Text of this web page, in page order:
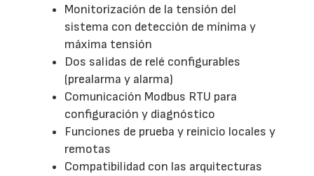
Monitorización de la tensión del
sistema con detección de mínima y
máxima tensión
Dos salidas de relé configurables
(prealarma y alarma)
Comunicación Modbus RTU para
configuración y diagnóstico
Funciones de prueba y reinicio locales y
remotas
Compatibilidad con las arquitecturas